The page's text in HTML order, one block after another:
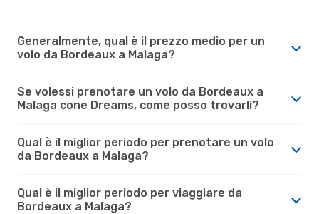
Generalmente, qual è il prezzo medio per un
volo da Bordeaux a Malaga?
Se volessi prenotare un volo da Bordeaux a
Malaga cone Dreams, come posso trovarli?
Qual è il miglior periodo per prenotare un volo
da Bordeaux a Malaga?
Qual è il miglior periodo per viaggiare da
Bordeaux a Malaga?